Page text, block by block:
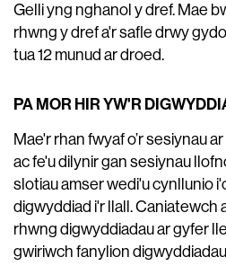
Gelli yng nghanol y dref. Mae
rhwng y dref a'r safle drwy
tua 12 munud ar droed.
PA MOR HIR YW'R
Mae'r rhan fwyaf o’r sesiynau
ac fe'u dilynir gan sesiynau
slotiau amser wedi'u cynllunio
digwyddiad i'r llall. Caniatewch
rhwng digwyddiadau ar gyfer
gwiriwch fanylion